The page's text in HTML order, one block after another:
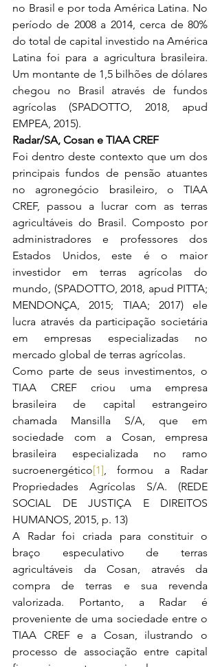
no Brasil e por toda América Latina. No
período de 2008 a 2014, cerca de 80%
do total de capital investido na América
Latina foi para a agricultura brasileira.
Um montante de 1,5 bilhões de dólares
chegou no Brasil através de fundos
agrícolas (SPADOTTO, 2018, apud
EMPEA, 2015).
Radar/SA, Cosan e TIAA CREF
Foi dentro deste contexto que um dos
principais fundos de pensão atuantes
no agronegócio brasileiro, o TIAA
CREF, passou a lucrar com as terras
agricultáveis do Brasil. Composto por
administradores e professores dos
Estados Unidos, este é o maior
investidor em terras agrícolas do
mundo, (SPADOTTO, 2018, apud PITTA;
MENDONÇA, 2015; TIAA; 2017) ele
lucra através da participação societária
em empresas especializadas no
mercado global de terras agrícolas.
Como parte de seus investimentos, o
TIAA CREF criou uma empresa
brasileira de capital estrangeiro
chamada Mansilla S/A, que em
sociedade com a Cosan, empresa
brasileira especializada no ramo
sucroenergético[1], formou a Radar
Propriedades Agrícolas S/A. (REDE
SOCIAL DE JUSTIÇA E DIREITOS
HUMANOS, 2015, p. 13)
A Radar foi criada para constituir o
braço especulativo de terras
agricultáveis da Cosan, através da
compra de terras e sua revenda
valorizada. Portanto, a Radar é
proveniente de uma sociedade entre o
TIAA CREF e a Cosan, ilustrando o
processo de associação entre capital